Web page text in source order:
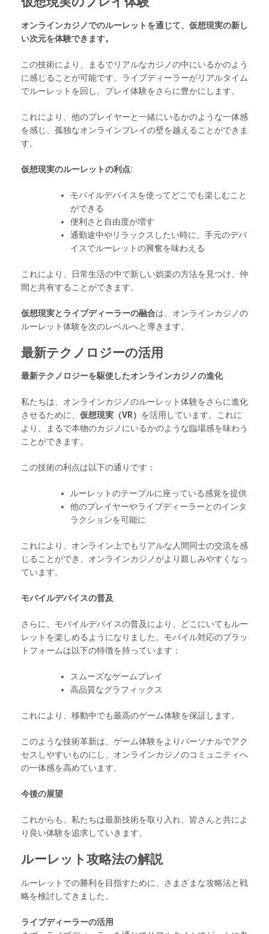
オンラインカジノでのルーレットを通じて、仮想現実の新し
い次元を体験できます。
この技術により、まるでリアルなカジノの中にいるかのよう
に感じることが可能です。ライブディーラーがリアルタイム
でルーレットを回し、プレイ体験をさらに豊かにします。
これにより、他のプレイヤーと一緒にいるかのような一体感
を感じ、孤独なオンラインプレイの壁を越えることができま
す。
仮想現実のルーレットの利点:
モバイルデバイスを使ってどこでも楽しむこと
ができる
便利さと自由度が増す
通勤途中やリラックスしたい時に、手元のデバ
イスでルーレットの興奮を味わえる
これにより、日常生活の中で新しい娯楽の方法を見つけ、仲
間と共有することができます。
仮想現実とライブディーラーの融合は、オンラインカジノの
ルーレット体験を次のレベルへと導きます。
最新テクノロジーの活用
最新テクノロジーを駆使したオンラインカジノの進化
私たちは、オンラインカジノのルーレット体験をさらに進化
させるために、 仮想現実（VR） を活用しています。これに
より、まるで本物のカジノにいるかのような臨場感を味わう
ことができます。
この技術の利点は以下の通りです：
ルーレットのテーブルに座っている感覚を提供
他のプレイヤーやライブディーラーとのインタ
ラクションを可能に
これにより、オンライン上でもリアルな人間同士の交流を感
じることができ、オンラインカジノがより親しみやすくなっ
ています。
モバイルデバイスの普及
さらに、モバイルデバイスの普及により、どこにいてもルー
レットを楽しめるようになりました。モバイル対応のプラッ
トフォームは以下の特徴を持っています：
スムーズなゲームプレイ
高品質なグラフィックス
これにより、移動中でも最高のゲーム体験を保証します。
このような技術革新は、ゲーム体験をよりパーソナルでアク
セスしやすいものにし、オンラインカジノのコミュニティへ
の一体感を高めています。
今後の展望
これからも、私たちは最新技術を取り入れ、皆さんと共によ
り良い体験を追求していきます。
ルーレット攻略法の解説
ルーレットでの勝利を目指すために、さまざまな攻略法と戦
略を検討してきました。
ライブディーラーの活用